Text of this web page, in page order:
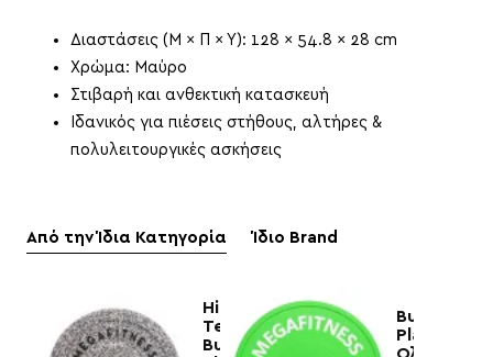
Διαστάσεις (Μ × Π × Υ): 128 × 54.8 × 28 cm
Χρώμα: Μαύρο
Στιβαρή και ανθεκτική κατασκευή
Ιδανικός για πιέσεις στήθους, αλτήρες &
πολυλειτουργικές ασκήσεις
Από την Ίδια Κατηγορία Ίδιο Brand
Hi
Temp
Bumper
Bumper
Plate